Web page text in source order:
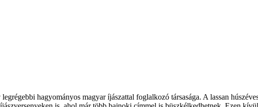
hagyományos magyar íjászattal foglalkozó társasága. A lassan